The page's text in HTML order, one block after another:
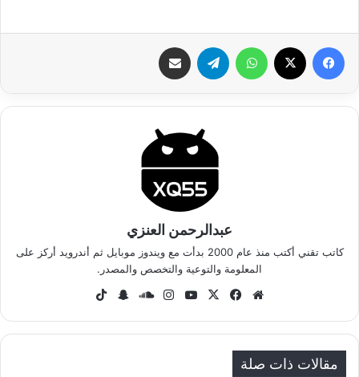
عبدالرحمن العنزي
كاتب تقني أكتب منذ عام 2000 بدأت مع ويندوز موبايل ثم أندرويد أركز على
المعلومة والتوعية والتخصص والمصدر.
موق
الوي
ب
في
وك
‫X
‫Yo
ub
انس
ام
سا
كلاو
سنا
تشا
k
مقالات ذات صلة